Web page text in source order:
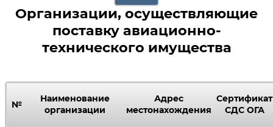
Организации, осуществляющие
поставку авиационно-
технического имущества
№
Наименование
организации
Адрес
местонахождения
Сертификат
СДС ОГА